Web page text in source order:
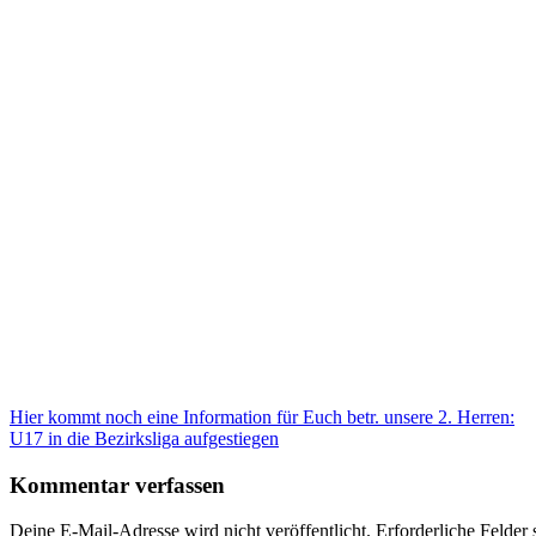
Beitragsnavigation
Hier kommt noch eine Information für Euch betr. unsere 2. Herren:
U17 in die Bezirksliga aufgestiegen
Kommentar verfassen
Deine E-Mail-Adresse wird nicht veröffentlicht. Erforderliche Felder